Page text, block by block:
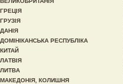
ГРЕЦІЯ
ГРУЗІЯ
ДАНІЯ
ДОМІНІКАНСЬКА РЕСПУБЛІКА
КИТАЙ
ЛАТВІЯ
ЛИТВА
МАКЕДОНІЯ, КОЛИШНЯ